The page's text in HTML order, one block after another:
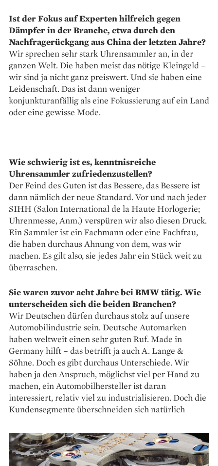
Ist der Fokus auf Experten hilfreich gegen
Dämpfer in der Branche, etwa durch den
Nachfragerückgang aus China der letzten Jahre?
Wir sprechen sehr stark Uhrensammler an, in der
ganzen Welt. Die haben meist das nötige Kleingeld –
wir sind ja nicht ganz preiswert. Und sie haben eine
Leidenschaft. Das ist dann weniger
konjunkturanfällig als eine Fokussierung auf ein Land
oder eine gewisse Mode.
Wie schwierig ist es, kenntnis­reiche
Uhrensammler zufriedenzustellen?
Der Feind des Guten ist das Bessere, das Bessere ist
dann nämlich der neue Standard. Vor und nach jeder
SIHH (Salon International de la Haute Horlogerie;
Uhrenmesse, Anm.) verspüren wir also diesen Druck.
Ein Sammler ist ein Fachmann oder eine Fachfrau,
die haben durchaus Ahnung von dem, was wir
machen. Es gilt also, sie jedes Jahr ein Stück weit zu
überraschen.
Sie waren zuvor acht Jahre bei BMW tätig. Wie
unterscheiden sich die beiden Branchen?
Wir Deutschen dürfen durchaus stolz auf unsere
Automobilindustrie sein. Deutsche Automarken
haben weltweit einen sehr guten Ruf. Made in
Germany hilft – das betrifft ja auch A. Lange &
Söhne. Doch es gibt durchaus Unterschiede. Wir
haben ja den Anspruch, möglichst viel per Hand zu
machen, ein Automobil­hersteller ist daran
interessiert, relativ viel zu industrialisieren. Doch die
Kundensegmente überschneiden sich natürlich